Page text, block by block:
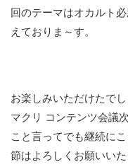
回のテーマはオカルト
えておりま～す。
お楽しみいただけたで
マクリ コンテンツ会議
こと言ってでも継続に
節はよろしくお願いい